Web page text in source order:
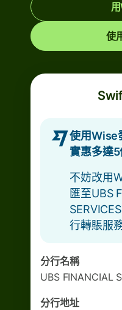
使
使用Wise
實惠多達5
不妨改用
匯至UBS
行轉賬服
分行名稱
UBS FINANCIAL
分行地址